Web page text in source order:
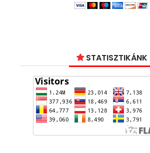
STATISZTIKÁNK